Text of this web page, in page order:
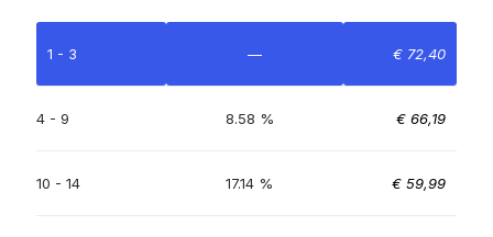
1 - 3 — € 72,40
4 - 9 8.58 % € 66,19
10 - 14 17.14 % € 59,99